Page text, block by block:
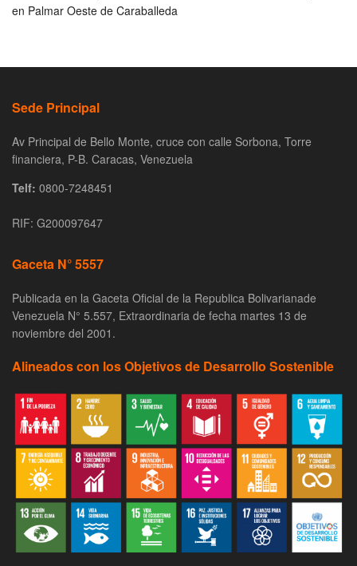
en Palmar Oeste de Caraballeda
Sede Principal
Av Principal de Bello Monte, cruce con calle Sorbona, Torre
financiera, P-B. Caracas, Venezuela
Telf: 0800-7248451
RIF: G200097647
Gaceta N° 5557
Publicada en la Gaceta Oficial de la Republica Bolivarianade
Venezuela N° 5.557, Extraordinaria de fecha martes 13 de
noviembre del 2001.
Alineados con los Objetivos de Desarrollo Sostenible